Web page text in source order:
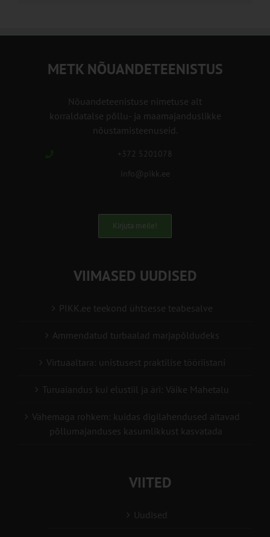
METK NÕUANDETEENISTUS
Nõuandeteenistuse nimetuse alt
korraldatalse põllu- ja maamajanduslikke
nõustamisteenuseid.
+372 5201078
info@pikk.ee
Kirjuta meile!
VIIMASED UUDISED
PIKK.ee teekond ühtsesse teabesalve
Ammendatud turbaalad marjapõldudeks
Virtuaaltara: unistusest praktilise tööriistani
Turuaiandus kui elustiil ja äri: Väike Mahetalu
Vähemaga rohkem: kuidas digilahendused aitavad
põllumajanduses kasumlikkust kasvatada
VIITED
Uudised